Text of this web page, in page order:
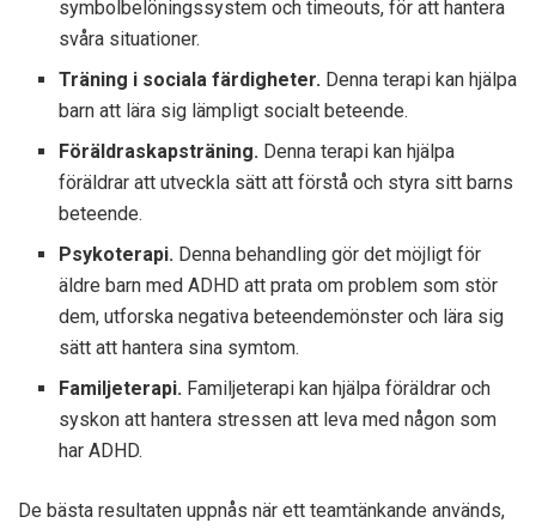
symbolbelöningssystem och timeouts, för att hantera
svåra situationer.
Träning i sociala färdigheter. Denna terapi kan hjälpa
barn att lära sig lämpligt socialt beteende.
Föräldraskapsträning. Denna terapi kan hjälpa
föräldrar att utveckla sätt att förstå och styra sitt barns
beteende.
Psykoterapi. Denna behandling gör det möjligt för
äldre barn med ADHD att prata om problem som stör
dem, utforska negativa beteendemönster och lära sig
sätt att hantera sina symtom.
Familjeterapi. Familjeterapi kan hjälpa föräldrar och
syskon att hantera stressen att leva med någon som
har ADHD.
De bästa resultaten uppnås när ett teamtänkande används,